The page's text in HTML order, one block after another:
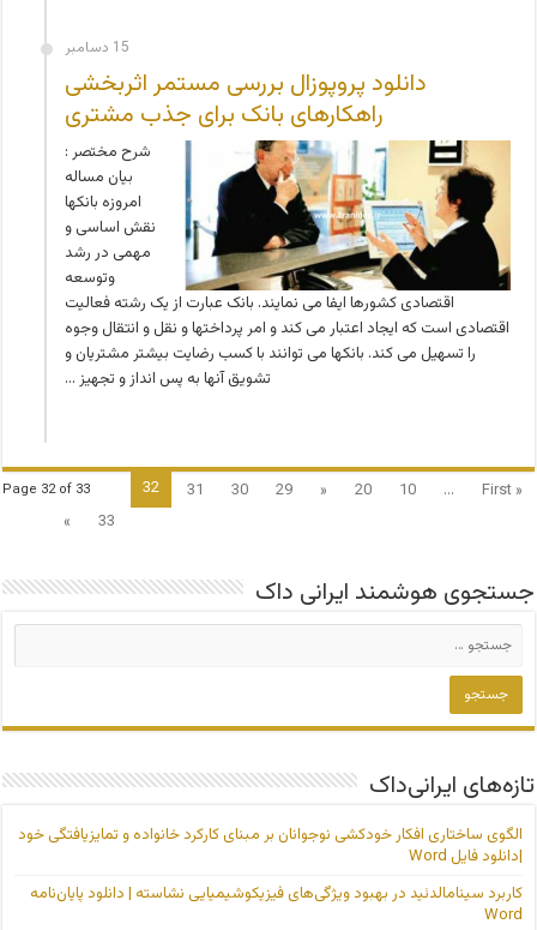
15 دسامبر
دانلود پروپوزال بررسی مستمر اثربخشی
راهکارهای بانک برای جذب مشتری
شرح مختصر :
بیان مساله
امروزه بانکها
نقش اساسی و
مهمی در رشد
وتوسعه
اقتصادی کشورها ایفا می نمایند. بانک عبارت از یک رشته فعالیت
اقتصادی است که ایجاد اعتبار می کند و امر پرداخت­ها و نقل و انتقال وجوه
را تسهیل می کند. بانکها می توانند با کسب رضایت بیشتر مشتریان و
تشویق آنها به پس انداز و تجهیز …
Page 32 of 33 « First
...
10
20
«
29
30
31
32
33
»
جستجوی هوشمند ایرانی داک
تازه‌های ایرانی‌داک
الگوی ساختاری افکار خودکشی نوجوانان بر مبنای کارکرد خانواده و تمایزیافتگی خود
|دانلود فایل Word
کاربرد سینامالدئید در بهبود ویژگی‌های فیزیکوشیمیایی نشاسته | دانلود پایان‌نامه
Word